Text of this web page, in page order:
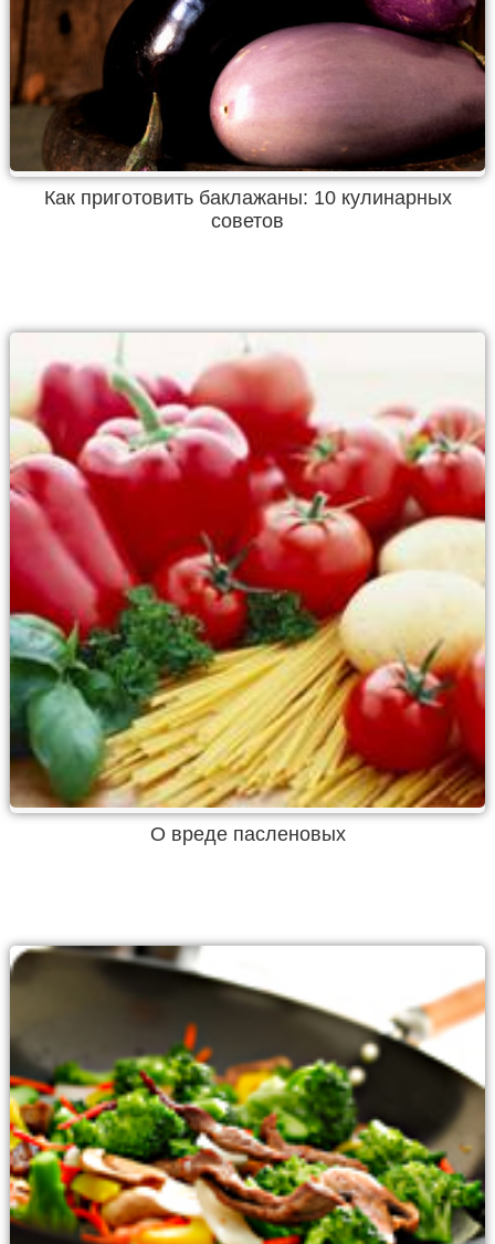
Как приготовить баклажаны: 10 кулинарных
советов
О вреде пасленовых